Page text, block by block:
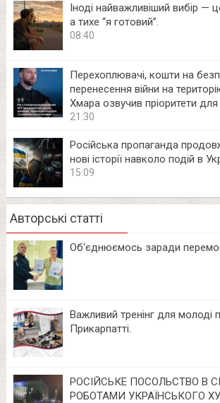
Іноді найважливіший вибір —
а тихе “я готовий”.
08:40
Перехоплювачі, кошти на
перенесення війни на
Хмара озвучив пріоритети
21:30
Російська пропаганда
нові історії навколо подій в
15:09
Авторські статті
Об‘єднюємось заради
Важливий тренінг для молоді
Прикарпатті.
РОСІЙСЬКЕ ПОСОЛЬСТВО В
РОБОТАМИ УКРАЇНСЬКОГО